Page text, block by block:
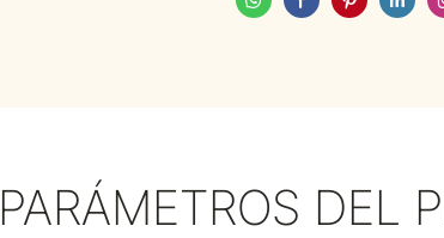
PARÁMETROS DEL